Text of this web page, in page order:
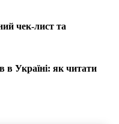
чек-лист та
в Україні: як читати